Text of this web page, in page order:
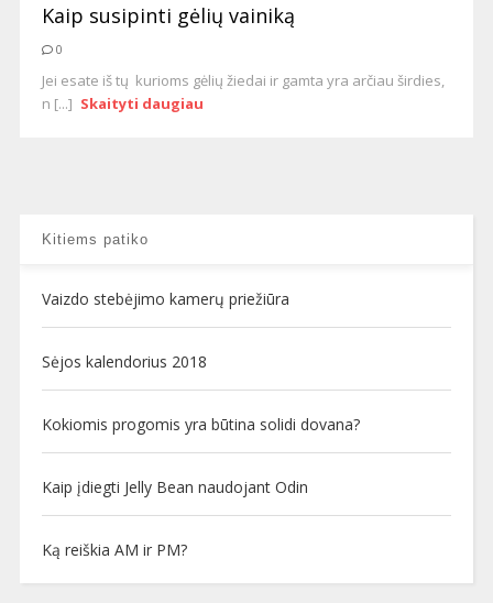
Kaip susipinti gėlių vainiką
0
Jei esate iš tų kurioms gėlių žiedai ir gamta yra arčiau širdies,
n [...] Skaityti daugiau
Kitiems patiko
Vaizdo stebėjimo kamerų priežiūra
Sėjos kalendorius 2018
Kokiomis progomis yra būtina solidi dovana?
Kaip įdiegti Jelly Bean naudojant Odin
Ką reiškia AM ir PM?